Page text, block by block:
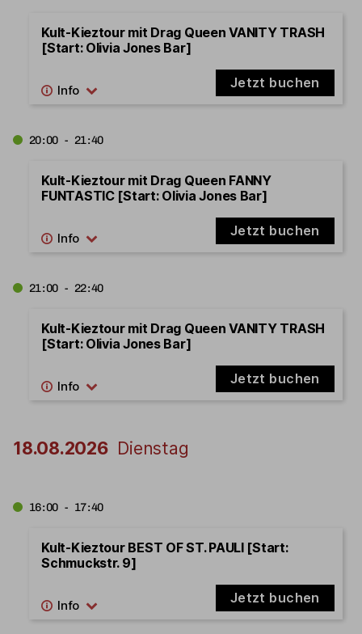
Kult-Kieztour mit Drag Queen VANITY TRASH
[Start: Olivia Jones Bar]
Jetzt buchen
20:00 - 21:40
Kult-Kieztour mit Drag Queen FANNY
FUNTASTIC [Start: Olivia Jones Bar]
Jetzt buchen
21:00 - 22:40
Kult-Kieztour mit Drag Queen VANITY TRASH
[Start: Olivia Jones Bar]
Jetzt buchen
18.08.2026 Dienstag
16:00 - 17:40
Kult-Kieztour BEST OF ST. PAULI [Start:
Schmuckstr. 9]
Jetzt buchen